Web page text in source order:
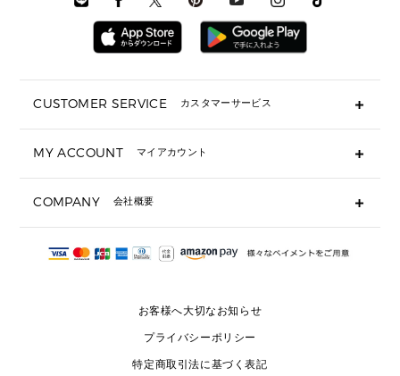
メンズ 時計・その他
メンズウェア
ミニ財布・フラグメントケース
▶ 小物すべて
定期ケース・カードケース・名刺入れ
サンダル
スニーカー
▶ ウェア
アクセサリー
CUSTOMER SERVICE カスタマーサービス
ギフト用にラッピングができますか？
ショッピングバッグを購入商品分送ってもらえますか？
注文後に完了メールが受信できないのですが？
サイズ交換はできますか？
MY ACCOUNT マイアカウント
COMPANY 会社概要
会社概要
お客様へ大切なお知らせ
プライバシーポリシー
特定商取引法に基づく表記